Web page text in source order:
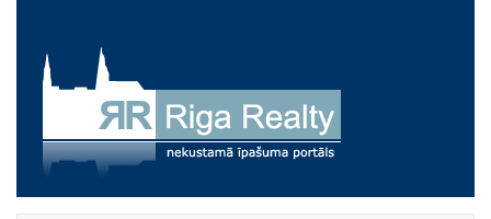
content